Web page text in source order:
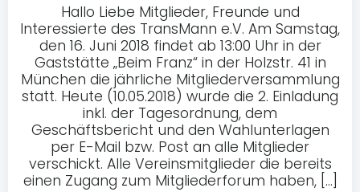
Hallo Liebe Mitglieder, Freunde und
Interessierte des TransMann e.V. Am Samstag,
den 16. Juni 2018 findet ab 13:00 Uhr in der
Gaststätte „Beim Franz“ in der Holzstr. 41 in
München die jährliche Mitgliederversammlung
statt. Heute (10.05.2018) wurde die 2. Einladung
inkl. der Tagesordnung, dem
Geschäftsbericht und den Wahlunterlagen
per E-Mail bzw. Post an alle Mitglieder
verschickt. Alle Vereinsmitglieder die bereits
einen Zugang zum Mitgliederforum haben, […]